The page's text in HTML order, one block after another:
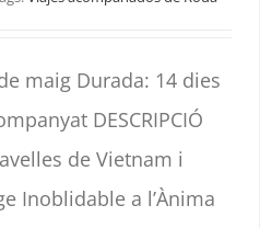
maig Durada: 14 dies
DESCRIPCIÓ
de Vietnam i
Inoblidable a l’Ànima